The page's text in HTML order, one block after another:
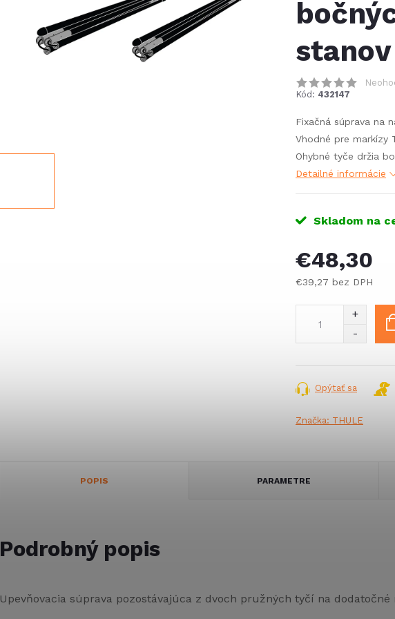
Kód: 432147
Fixačná súprava na
Vhodné pre markízy
Ohybné tyče držia
Detailné informácie
Skladom na
€48,30
€39,27 bez DPH
Opýtať sa
Značka: THULE
POPIS PARAMETRE
Podrobný popis
Upevňovacia súprava pozostávajúca z dvoch pružných tyčí na